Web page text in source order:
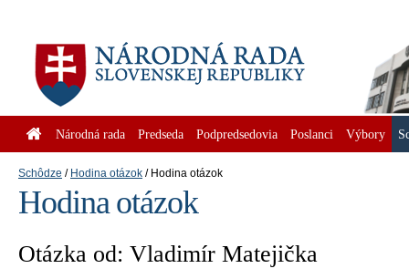
Národná rada Predseda Podpredsedovia Poslanci Výbory
Schôdze Hodina otázok Hodina otázok
Hodina otázok
Otázka od: Vladimír Matejička